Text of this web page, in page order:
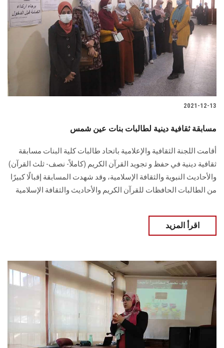
2021-12-13
مسابقة ثقافية دينية لطالبات بنات عين شمس
أقامت اللجنة الثقافية والإعلامية باتحاد طالبات كلية البنات مسابقة
ثقافية دينية في حفظ و تجويد القرآن الكريم (كاملاً- نصف- ثلث القرآن)
والأحاديث النبوية والثقافة الإسلامية، وقد شهدت المسابقة إقبالًا كبيرًا
من الطالبات الحافظات للقرآن الكريم والأحاديث والثقافة الإسلامية
اقرأ المزيد